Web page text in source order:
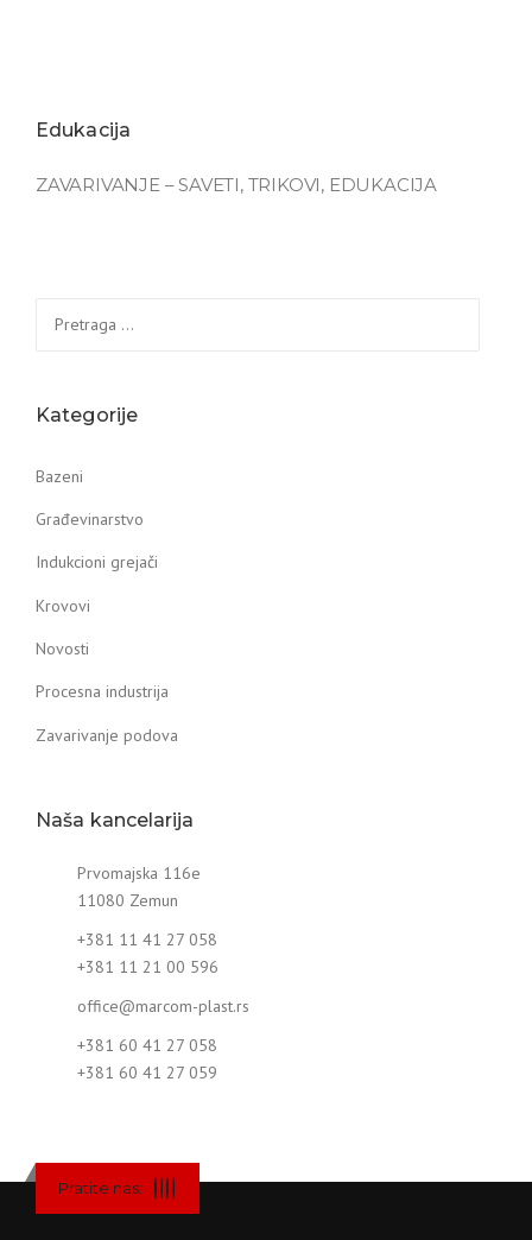
Edukacija
ZAVARIVANJE – SAVETI, TRIKOVI, EDUKACIJA
Kategorije
Bazeni
Građevinarstvo
Indukcioni grejači
Krovovi
Novosti
Procesna industrija
Zavarivanje podova
Naša kancelarija
Prvomajska 116e
11080 Zemun
+381 11 41 27 058
+381 11 21 00 596
office@marcom-plast.rs
+381 60 41 27 058
+381 60 41 27 059
Pratite nas: